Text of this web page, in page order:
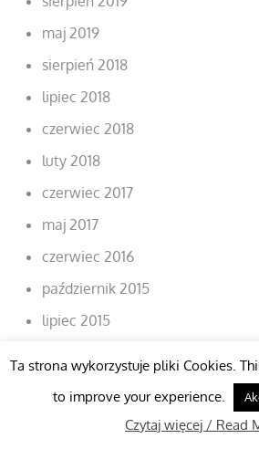
maj 2019
sierpień 2018
lipiec 2018
czerwiec 2018
luty 2018
czerwiec 2017
maj 2017
czerwiec 2016
październik 2015
lipiec 2015
sierpień 2012
Ta strona wykorzystuje pliki Cookies.
to improve your experience.
Czytaj więcej / Read